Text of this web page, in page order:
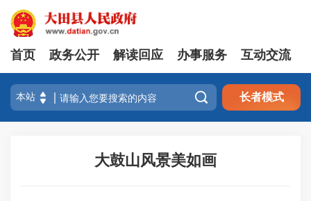
首页 政务公开 解读回应 办事服务 互动交流
 长者模式
大鼓山风景美如画